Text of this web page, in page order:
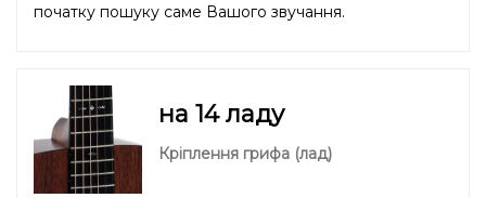
початку пошуку саме Вашого звучання.
на 14 ладу
Кріплення грифа (лад)